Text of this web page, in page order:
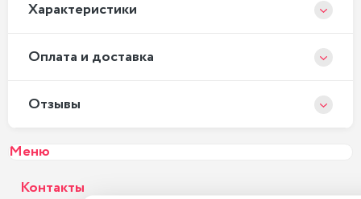
Xарактеристики
Оплата и доставка
Отзывы
Меню
Контакты